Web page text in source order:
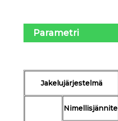
Parametri
Jakelujärjestelmä
Nimellisjännite